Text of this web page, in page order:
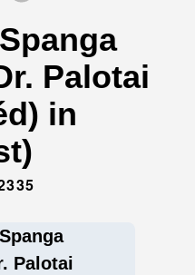
Palotai
in
Palotai